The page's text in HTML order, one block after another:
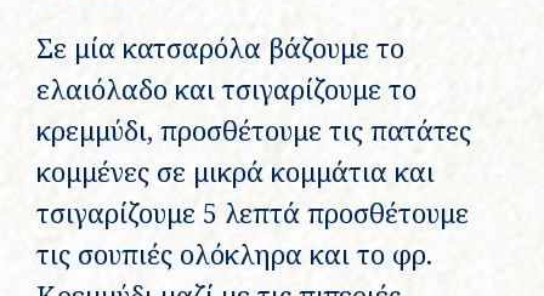
Σε μία κατσαρόλα βάζουμε το
ελαιόλαδο και τσιγαρίζουμε το
κρεμμύδι, προσθέτουμε τις πατάτες
κομμένες σε μικρά κομμάτια και
τσιγαρίζουμε 5 λεπτά προσθέτουμε
τις σουπιές ολόκληρα και το φρ.